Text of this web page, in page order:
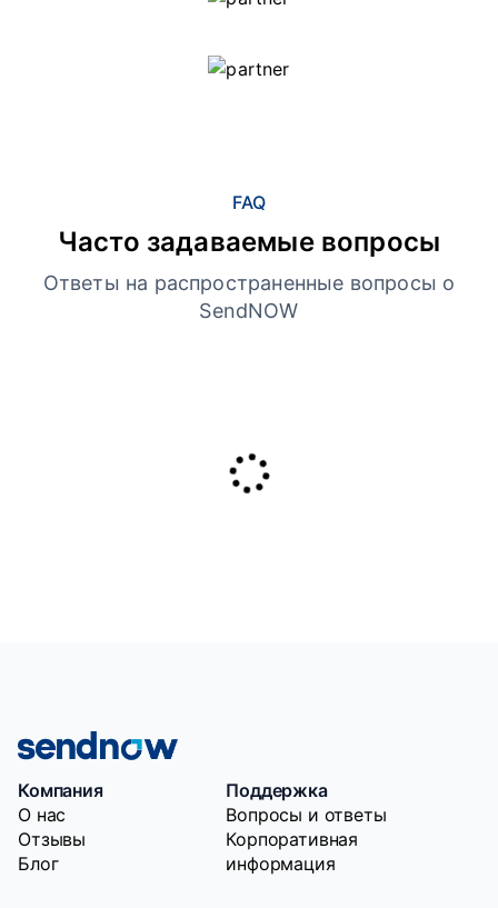
FAQ
Часто задаваемые вопросы
Ответы на распространенные вопросы о
SendNOW
Компания
O нас
Отзывы
Блог
Поддержка
Вопросы и ответы
Корпоративная
информация